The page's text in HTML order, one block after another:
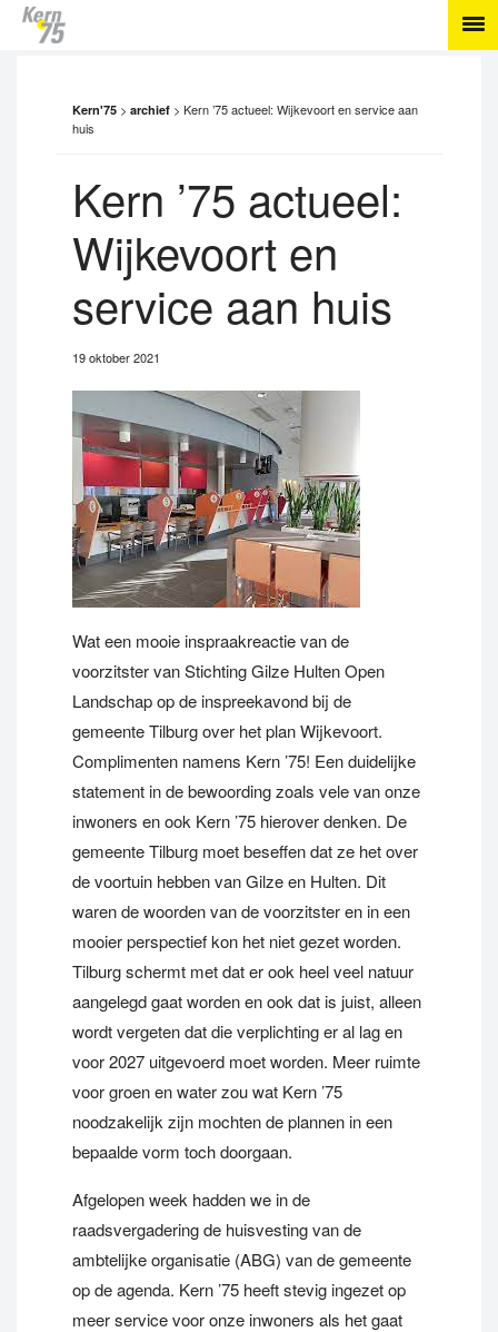
Kern'75 > archief > Kern ’75 actueel: Wijkevoort en service aan
huis
Kern ’75 actueel:
Wijkevoort en
service aan huis
19 oktober 2021
Wat een mooie inspraakreactie van de
voorzitster van Stichting Gilze Hulten Open
Landschap op de inspreekavond bij de
gemeente Tilburg over het plan Wijkevoort.
Complimenten namens Kern ’75! Een duidelijke
statement in de bewoording zoals vele van onze
inwoners en ook Kern ’75 hierover denken. De
gemeente Tilburg moet beseffen dat ze het over
de voortuin hebben van Gilze en Hulten. Dit
waren de woorden van de voorzitster en in een
mooier perspectief kon het niet gezet worden.
Tilburg schermt met dat er ook heel veel natuur
aangelegd gaat worden en ook dat is juist, alleen
wordt vergeten dat die verplichting er al lag en
voor 2027 uitgevoerd moet worden. Meer ruimte
voor groen en water zou wat Kern ’75
noodzakelijk zijn mochten de plannen in een
bepaalde vorm toch doorgaan.
Afgelopen week hadden we in de
raadsvergadering de huisvesting van de
ambtelijke organisatie (ABG) van de gemeente
op de agenda. Kern ’75 heeft stevig ingezet op
meer service voor onze inwoners als het gaat